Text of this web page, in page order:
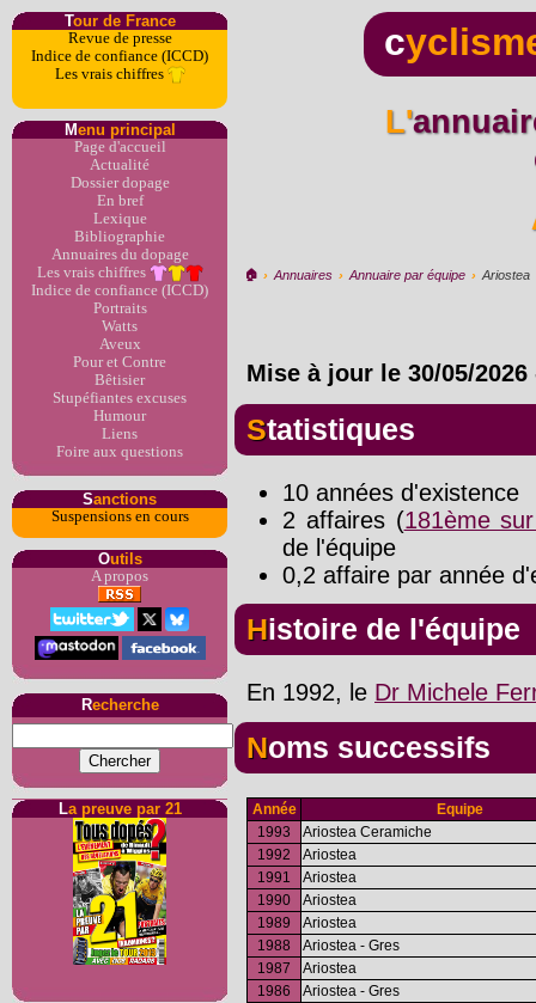
Tour de France
Revue de presse
Indice de confiance (ICCD)
Les vrais chiffres
Menu principal
Page d'accueil
Actualité
Dossier dopage
En bref
Lexique
Bibliographie
Annuaires du dopage
Les vrais chiffres
Indice de confiance (ICCD)
Portraits
Watts
Aveux
Pour et Contre
Bêtisier
Stupéfiantes excuses
Humour
Liens
Foire aux questions
Sanctions
Suspensions en cours
Outils
A propos
Recherche
La preuve par 21
c
L'annuaire du dopage par
🏠︎ › Annuaires › Annuaire par équipe › Ariostea
Mise à jour le 30/05/2026
Statistiques
10 années d'existence
2 affaires (181ème
de l'équipe
0,2 affaire par année
Histoire de l'équipe
En 1992, le Dr Michele
Noms successifs
Année
Equipe
1993
Ariostea Ceramiche
1992
Ariostea
1991
Ariostea
1990
Ariostea
1989
Ariostea
1988
Ariostea - Gres
1987
Ariostea
1986
Ariostea - Gres